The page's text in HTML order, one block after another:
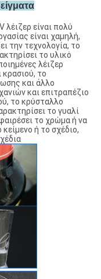
λέιζερ είναι πολύ
είναι χαμηλή,
την τεχνολογία, το
το υλικό
λέιζερ
το
και άλλο
και επιτραπέζιο
το κρύσταλλο
το γυαλί
το χρώμα ή να
ή το σχέδιο,